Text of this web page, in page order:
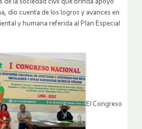
de la sociedad civil que brinda apoyo
dio cuenta de los logros y avances en
y humana referida al Plan Especial
El Congreso